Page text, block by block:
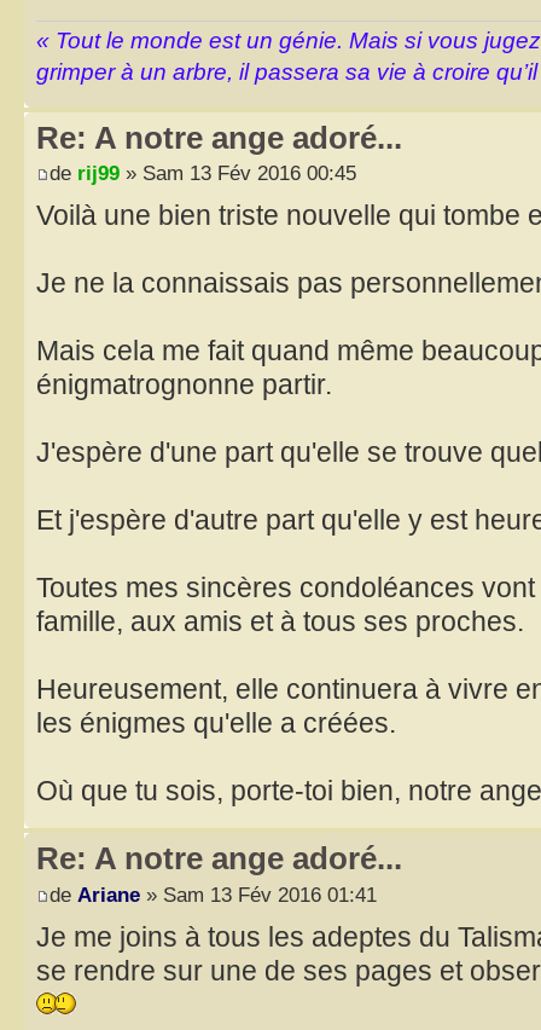
« Tout le monde est un génie. Mais si vous
grimper à un arbre, il passera sa vie à croire
Re: A notre ange adoré...
de rij99 » Sam 13 Fév 2016 00:45
Voilà une bien triste nouvelle qui tombe
Je ne la connaissais pas
Mais cela me fait quand même
énigmatrognonne partir.
J'espère d'une part qu'elle se trouve
Et j'espère d'autre part qu'elle y est
Toutes mes sincères condoléances
famille, aux amis et à tous ses proches.
Heureusement, elle continuera à vivre
les énigmes qu'elle a créées.
Où que tu sois, porte-toi bien, notre
Re: A notre ange adoré...
de Ariane » Sam 13 Fév 2016 01:41
Je me joins à tous les adeptes du
se rendre sur une de ses pages et